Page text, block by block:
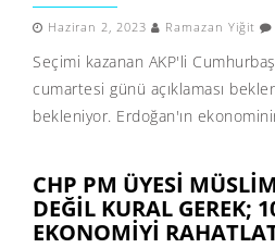
Haziran 2, 2023 Ramazan Yiğit
Seçimi kazanan AKP'li
cumartesi günü açıklaması
bekleniyor. Erdoğan'ın
CHP PM ÜYESI
DEĞIL KURAL GEREK;
EKONOMIYI